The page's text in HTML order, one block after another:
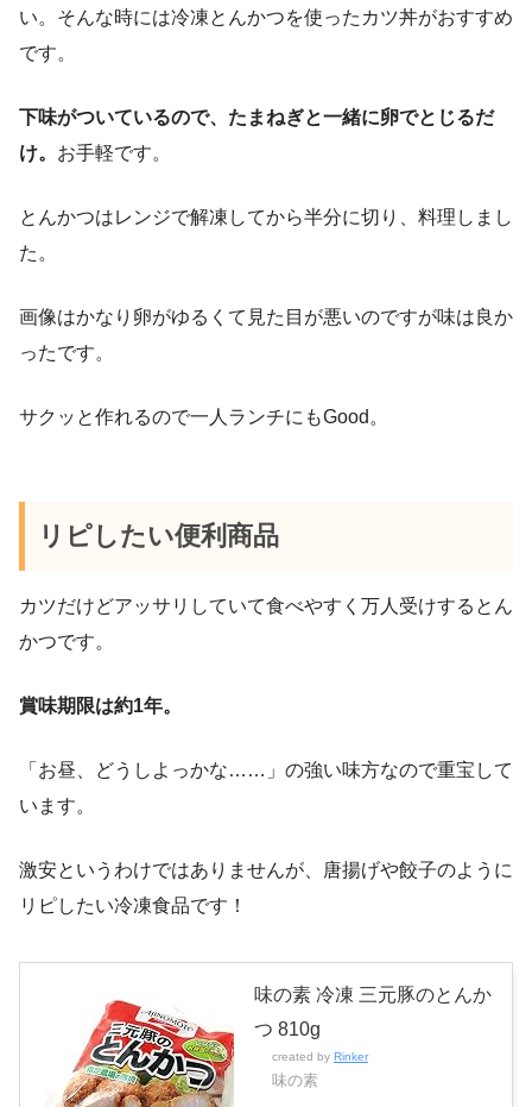
い。そんな時には冷凍とんかつを使ったカツ丼がおすすめ
です。
下味がついているので、たまねぎと一緒に卵でとじるだ
け。 お手軽です。
とんかつはレンジで解凍してから半分に切り、料理しまし
た。
画像はかなり卵がゆるくて見た目が悪いのですが味は良か
ったです。
サクッと作れるので一人ランチにもGood。
リピしたい便利商品
カツだけどアッサリしていて食べやすく万人受けするとん
かつです。
賞味期限は約1年。
「お昼、どうしよっかな……」の強い味方なので重宝して
います。
激安というわけではありませんが、唐揚げや餃子のように
リピしたい冷凍食品です！
味の素 冷凍 三元豚のとんか
つ 810g
created by Rinker
味の素